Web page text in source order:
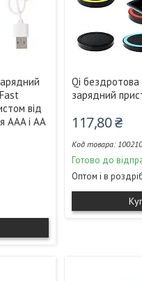
від
AAA і AA
Qi
зарядний
117,80 ₴
Готово до
Оптом і в